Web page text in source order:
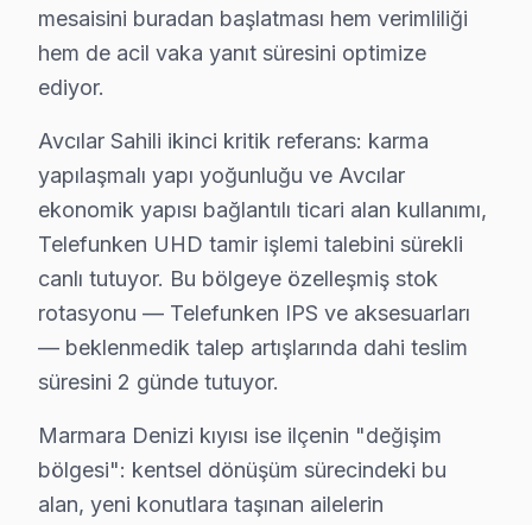
• Avcılar'de yazılım ve firmware güncelleme kontrolü
Yılda en az bir kez profesyonel bakım, Telefunken
Avcılar Merkezli Telefunken Hizmet Bölgesi
Geniş servis ağımızla Avcılar ve çevre ilçelerde
Hizmet bölgelerimiz:
• Avcılar merkez ve Avcılar'nin tüm mahalleleri
• Avcılar'den komşu ilçelere hızlı erişim
• Avcılar'de toplu konut ve site anlaşmaları mevcut
Avcılar'da Telefunken teknik desteği arıyorsanız,
Avcılar Telefunken TV Arızaları –
Telefunken televizyonunuz beklenmedik bir anda
Telefunken TV'lerde gözlemlenen başlıca teknik
mesaisini buradan başlatması hem verimliliği
hem de acil vaka yanıt süresini optimize
ediyor.
Avcılar Sahili ikinci kritik referans: karma
yapılaşmalı yapı yoğunluğu ve Avcılar
ekonomik yapısı bağlantılı ticari alan kullanımı,
Telefunken UHD tamir işlemi talebini sürekli
canlı tutuyor. Bu bölgeye özelleşmiş stok
rotasyonu — Telefunken IPS ve aksesuarları
— beklenmedik talep artışlarında dahi teslim
süresini 2 günde tutuyor.
Marmara Denizi kıyısı ise ilçenin "değişim
bölgesi": kentsel dönüşüm sürecindeki bu
alan, yeni konutlara taşınan ailelerin